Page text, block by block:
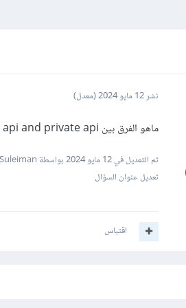
نشر12 مايو 2024 (معدل)
ماهو الفرق بين public api and private api ؟
تم التعديل في12 مايو 2024
بواسطة Mustafa Suleiman
تعديل عنوان السؤال
اقتباس